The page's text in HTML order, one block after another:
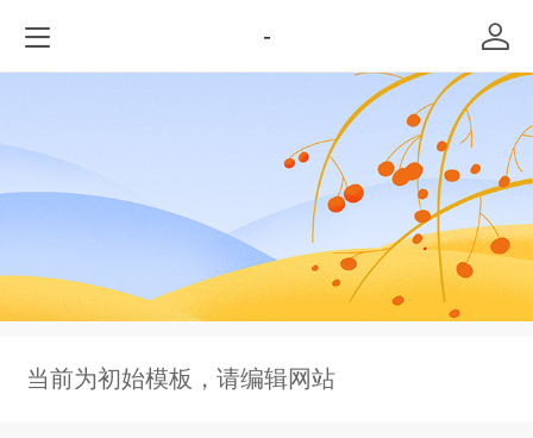
-
当前为初始模板，请编辑网站